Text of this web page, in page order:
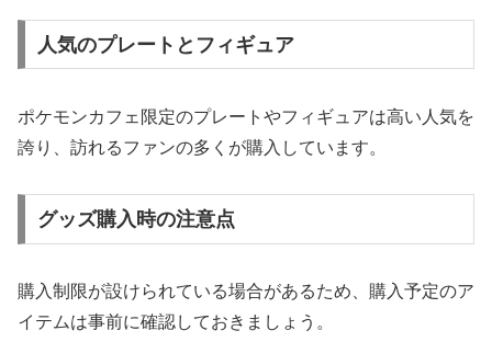
人気のプレートとフィギュア
ポケモンカフェ限定のプレートやフィギュアは高い人気を
誇り、訪れるファンの多くが購入しています。
グッズ購入時の注意点
購入制限が設けられている場合があるため、購入予定のア
イテムは事前に確認しておきましょう。